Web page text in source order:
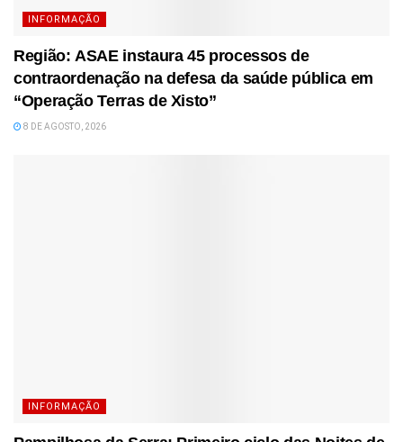
INFORMAÇÃO
Região: ASAE instaura 45 processos de
contraordenação na defesa da saúde pública em
“Operação Terras de Xisto”
8 DE AGOSTO, 2026
INFORMAÇÃO